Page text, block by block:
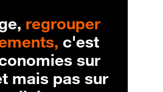
regrouper
c'est
sur
mais pas sur